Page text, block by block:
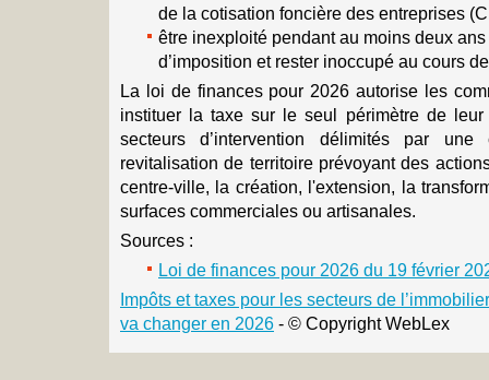
de la cotisation foncière des entreprises
être inexploité pendant au moins deux
d’imposition et rester inoccupé au cours
La loi de finances pour 2026 autorise les
instituer la taxe sur le seul périmètre de leur
secteurs d’intervention délimités par une
revitalisation de territoire prévoyant des
centre-ville, la création, l'extension, la
surfaces commerciales ou artisanales.
Sources :
Loi de finances pour 2026 du 19 février
Impôts et taxes pour les secteurs de
va changer en 2026 - © Copyright WebLex